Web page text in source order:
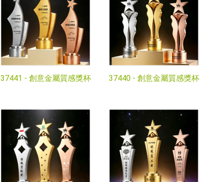
37441 - 創意金屬質感獎杯 37440 - 創意金屬質感獎杯